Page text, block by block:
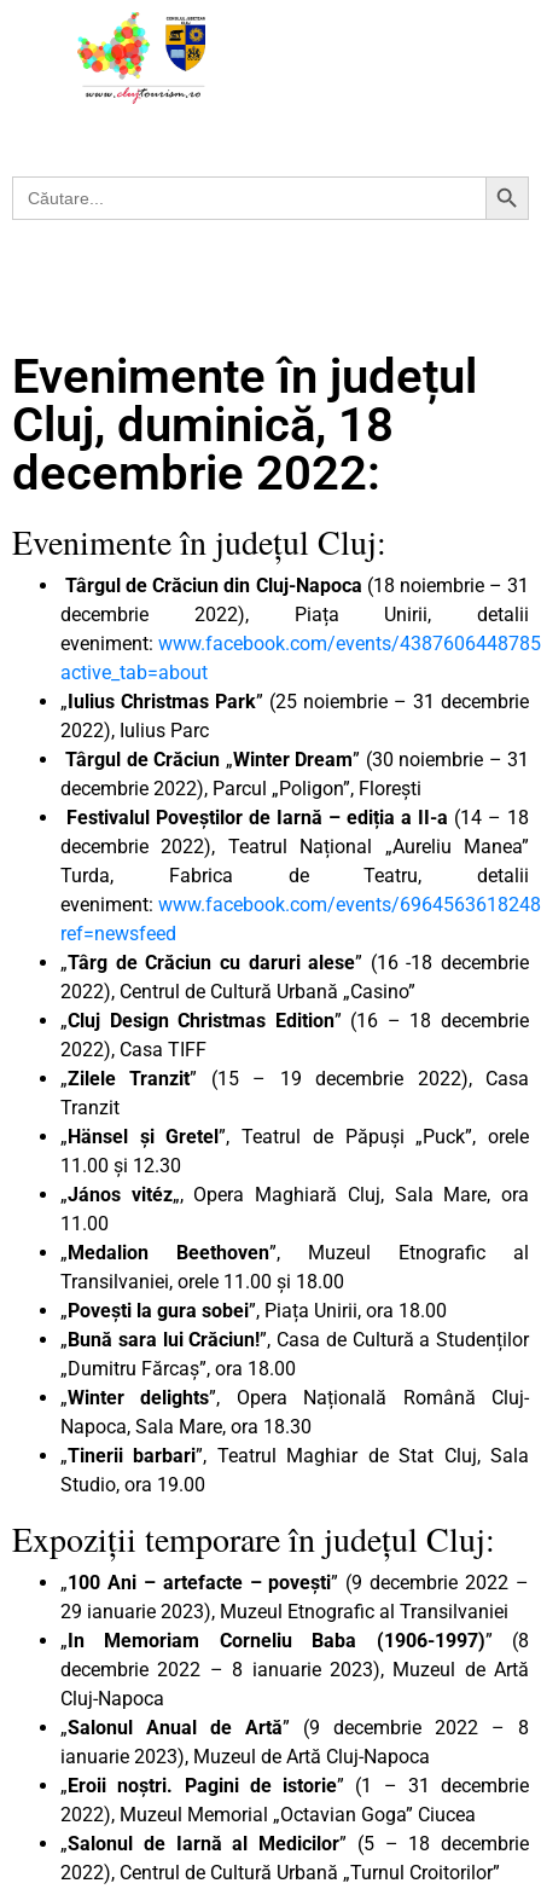
Search
for:
Search Button
Evenimente în județul
Cluj, duminică, 18
decembrie 2022:
Evenimente în județul Cluj:
Târgul de Crăciun din Cluj-Napoca (18 noiembrie – 31
decembrie 2022), Piața Unirii, detalii
eveniment: www.facebook.com/events/
active_tab=about
„Iulius Christmas Park” (25 noiembrie – 31 decembrie
2022), Iulius Parc
Târgul de Crăciun „Winter Dream” (30 noiembrie – 31
decembrie 2022), Parcul „Poligon”, Florești
Festivalul Poveștilor de Iarnă – ediția a II-a (14 – 18
decembrie 2022), Teatrul Național „Aureliu Manea”
Turda, Fabrica de Teatru, detalii
eveniment: www.facebook.com/events/
ref=newsfeed
„Târg de Crăciun cu daruri alese” (16 -18 decembrie
2022), Centrul de Cultură Urbană „Casino”
„Cluj Design Christmas Edition” (16 – 18 decembrie
2022), Casa TIFF
„Zilele Tranzit” (15 – 19 decembrie 2022), Casa
Tranzit
„Hänsel și Gretel”, Teatrul de Păpuși „Puck”, orele
11.00 și 12.30
„János vitéz„, Opera Maghiară Cluj, Sala Mare, ora
11.00
„Medalion Beethoven”, Muzeul Etnografic al
Transilvaniei, orele 11.00 și 18.00
„Povești la gura sobei”, Piața Unirii, ora 18.00
„Bună sara lui Crăciun!”, Casa de Cultură a Studenților
„Dumitru Fărcaș”, ora 18.00
„Winter delights”, Opera Națională Română Cluj-
Napoca, Sala Mare, ora 18.30
„Tinerii barbari”, Teatrul Maghiar de Stat Cluj, Sala
Studio, ora 19.00
Expoziții temporare în județul Cluj:
„100 Ani – artefacte – povești” (9 decembrie 2022 –
29 ianuarie 2023), Muzeul Etnografic al Transilvaniei
„In Memoriam Corneliu Baba (1906-1997)” (8
decembrie 2022 – 8 ianuarie 2023), Muzeul de Artă
Cluj-Napoca
„Salonul Anual de Artă” (9 decembrie 2022 – 8
ianuarie 2023), Muzeul de Artă Cluj-Napoca
„Eroii noștri. Pagini de istorie” (1 – 31 decembrie
2022), Muzeul Memorial „Octavian Goga” Ciucea
„Salonul de Iarnă al Medicilor” (5 – 18 decembrie
2022), Centrul de Cultură Urbană „Turnul Croitorilor”